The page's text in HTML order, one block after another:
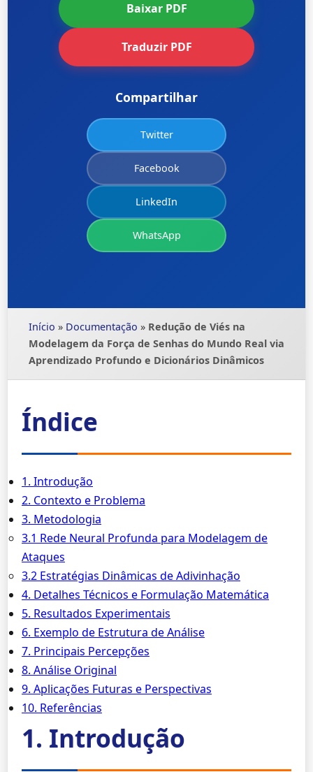
Baixar PDF
Traduzir PDF
Compartilhar
Twitter
Facebook
LinkedIn
WhatsApp
Início » Documentação » Redução de Viés na
Modelagem da Força de Senhas do Mundo Real via
Aprendizado Profundo e Dicionários Dinâmicos
Índice
1. Introdução
2. Contexto e Problema
3. Metodologia
3.1 Rede Neural Profunda para Modelagem de
Ataques
3.2 Estratégias Dinâmicas de Adivinhação
4. Detalhes Técnicos e Formulação Matemática
5. Resultados Experimentais
6. Exemplo de Estrutura de Análise
7. Principais Percepções
8. Análise Original
9. Aplicações Futuras e Perspectivas
10. Referências
1. Introdução